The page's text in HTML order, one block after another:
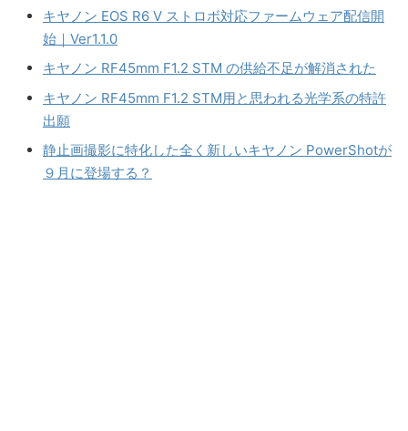
キヤノン EOS R6 V ストロボ対応ファームウェア配信開
始｜Ver1.1.0
キヤノン RF45mm F1.2 STM の供給不足が解消された
キヤノン RF45mm F1.2 STM用と思われる光学系の特許
出願
静止画撮影に特化した全く新しいキヤノン PowerShotが
９月に登場する？